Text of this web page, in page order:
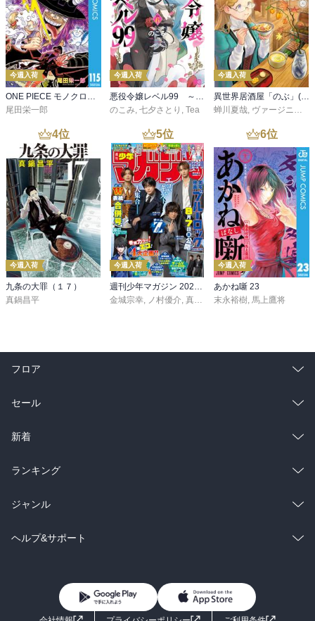
今週入荷
ONE PIECE モノクロ版 115
尾田栄一郎
今週入荷
悪役令嬢レベル99 ～私は裏ボスですが魔王ではありません～ その６
のこみ, 七夕さとり , Tea
今週入荷
異世界居酒屋「のぶ」(22)
蝉川夏哉, ヴァージニア二等兵
4位
今週入荷
九条の大罪（１７）
真鍋昌平
5位
今週入荷
金城宗幸
ノ村優介 真島ヒロ ,宮島礼吏, 新川直司
6位
今週入荷
あかね噺 23
末永裕樹 馬上鷹将
フロア
総合
ラノベ
雑誌・グラビア
BL・TL
セール
総合
ラノベ
雑誌・グラビア
BL・TL
新着
総合
ラノベ
雑誌・グラビア
ランキング
総合
ラノベ
ジャンル
コミック
ライトノベル 男子向けラノベ
ヘルプ&サポート
よくあるご質問
お問い合わせ